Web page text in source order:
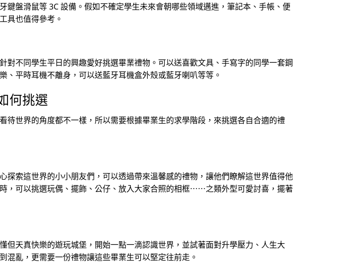
鍵盤滑鼠等 3C 設備。假如不確定學生未來會朝哪些領域邁進，筆記本、手帳、便
具也值得參考。
對不同學生平日的興趣愛好挑選畢業禮物。可以送喜歡文具、手寫字的同學一套鋼
、平時耳機不離身，可以送藍牙耳機盒外殼或藍牙喇叭等等。
何挑選
待世界的角度都不一樣，所以需要根據畢業生的求學階段，來挑選各自合適的禮
探索這世界的小小朋友們，可以透過帶來溫馨感的禮物，讓他們瞭解這世界值得他
，可以挑選玩偶、擺飾、公仔、放入大家合照的相框⋯⋯之類外型可愛討喜，擺著
但天真快樂的遊玩城堡，開始一點一滴認識世界，並試著面對升學壓力、人生大
混亂，更需要一份禮物讓這些畢業生可以堅定往前走。